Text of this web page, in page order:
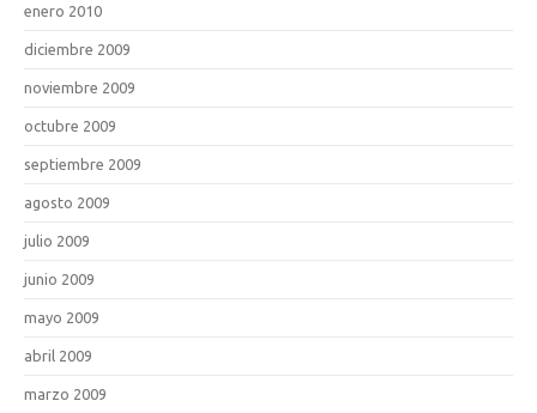
enero 2010
diciembre 2009
noviembre 2009
octubre 2009
septiembre 2009
agosto 2009
julio 2009
junio 2009
mayo 2009
abril 2009
marzo 2009